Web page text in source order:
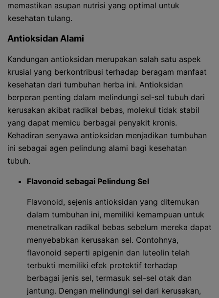
memastikan asupan nutrisi yang optimal untuk
kesehatan tulang.
Antioksidan Alami
Kandungan antioksidan merupakan salah satu aspek
krusial yang berkontribusi terhadap beragam manfaat
kesehatan dari tumbuhan herba ini. Antioksidan
berperan penting dalam melindungi sel-sel tubuh dari
kerusakan akibat radikal bebas, molekul tidak stabil
yang dapat memicu berbagai penyakit kronis.
Kehadiran senyawa antioksidan menjadikan tumbuhan
ini sebagai agen pelindung alami bagi kesehatan
tubuh.
Flavonoid sebagai Pelindung Sel
Flavonoid, sejenis antioksidan yang ditemukan
dalam tumbuhan ini, memiliki kemampuan untuk
menetralkan radikal bebas sebelum mereka dapat
menyebabkan kerusakan sel. Contohnya,
flavonoid seperti apigenin dan luteolin telah
terbukti memiliki efek protektif terhadap
berbagai jenis sel, termasuk sel-sel otak dan
jantung. Dengan melindungi sel dari kerusakan,